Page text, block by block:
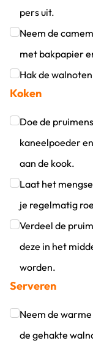
pers uit.
Klik om dit
Neem de
met bakpapier
Klik om dit
Hak de
Klik om dit
Koken
Doe de
kaneelpoeder
aan de kook.
Klik om dit
Laat het
je regelmatig
Klik om dit
Verdeel de
deze in het
worden.
Klik om dit
Serveren
Neem de
de gehakte